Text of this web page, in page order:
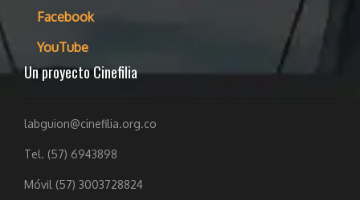
Facebook
YouTube
Un proyecto Cinefilia
labguion@cinefilia.org.co
Tel. (57) 6943898
Móvil (57) 3003728824